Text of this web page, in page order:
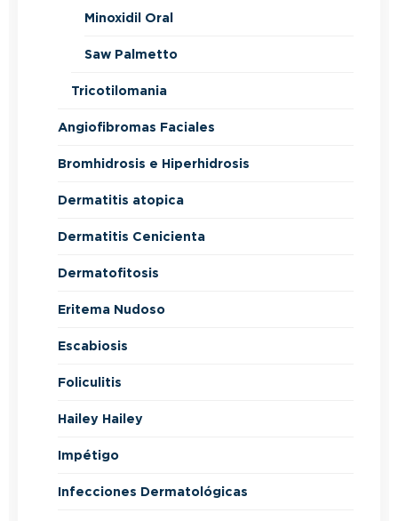
Minoxidil Oral
Saw Palmetto
Tricotilomania
Angiofibromas Faciales
Bromhidrosis e Hiperhidrosis
Dermatitis atopica
Dermatitis Cenicienta
Dermatofitosis
Eritema Nudoso
Escabiosis
Foliculitis
Hailey Hailey
Impétigo
Infecciones Dermatológicas